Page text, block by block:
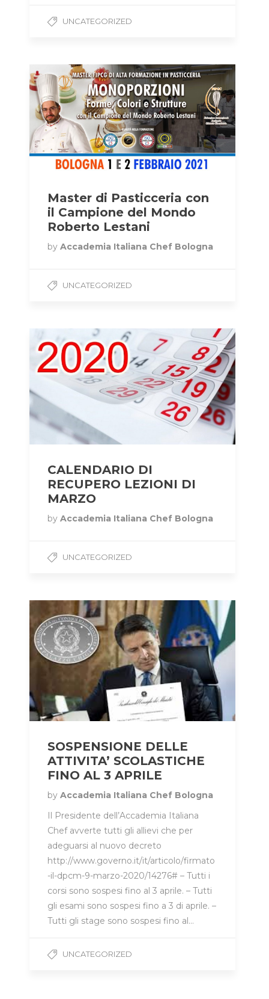
UNCATEGORIZED
Master di Pasticceria con
il Campione del Mondo
Roberto Lestani
by Accademia Italiana Chef Bologna
UNCATEGORIZED
CALENDARIO DI
RECUPERO LEZIONI DI
MARZO
by Accademia Italiana Chef Bologna
UNCATEGORIZED
SOSPENSIONE DELLE
ATTIVITA’ SCOLASTICHE
FINO AL 3 APRILE
by Accademia Italiana Chef Bologna
Il Presidente dell’Accademia Italiana
Chef avverte tutti gli allievi che per
adeguarsi al nuovo decreto
http://www.governo.it/it/articolo/firmato
-il-dpcm-9-marzo-2020/14276# – Tutti i
corsi sono sospesi fino al 3 aprile. – Tutti
gli esami sono sospesi fino a 3 di aprile. –
Tutti gli stage sono sospesi fino al…
UNCATEGORIZED